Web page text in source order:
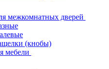
межкомнатных дверей
(кнобы)
мебели